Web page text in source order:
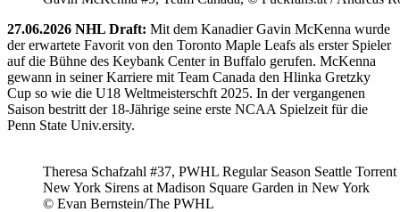
27.06.2026 NHL Draft: Mit dem Kanadier Gavin McKenna wurde
der erwartete Favorit von den Toronto Maple Leafs als erster Spieler
auf die Bühne des Keybank Center in Buffalo gerufen. McKenna
gewann in seiner Karriere mit Team Canada den Hlinka Gretzky
Cup so wie die U18 Weltmeisterschft 2025. In der vergangenen
Saison bestritt der 18-Jährige seine erste NCAA Spielzeit für die
Penn State Univ.ersity.
Theresa Schafzahl #37, PWHL Regular Season Seattle Torrent
New York Sirens at Madison Square Garden in New York
© Evan Bernstein/The PWHL